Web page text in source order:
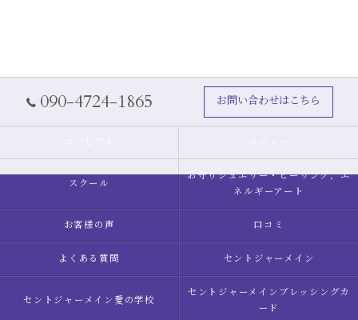
090-4724-1865 お問い合わせはこちら
スクール
お守りジュエリー・ヒーリング，エ
ネルギーアート
お客様の声 口コミ
よくある質問 セントジャーメイン
セントジャーメイン愛の学校
セントジャーメインブレッシングカ
ード